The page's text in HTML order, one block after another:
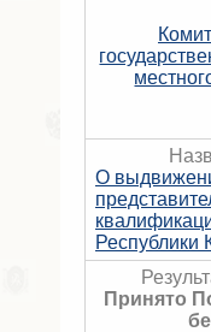
О
Республики
Принято